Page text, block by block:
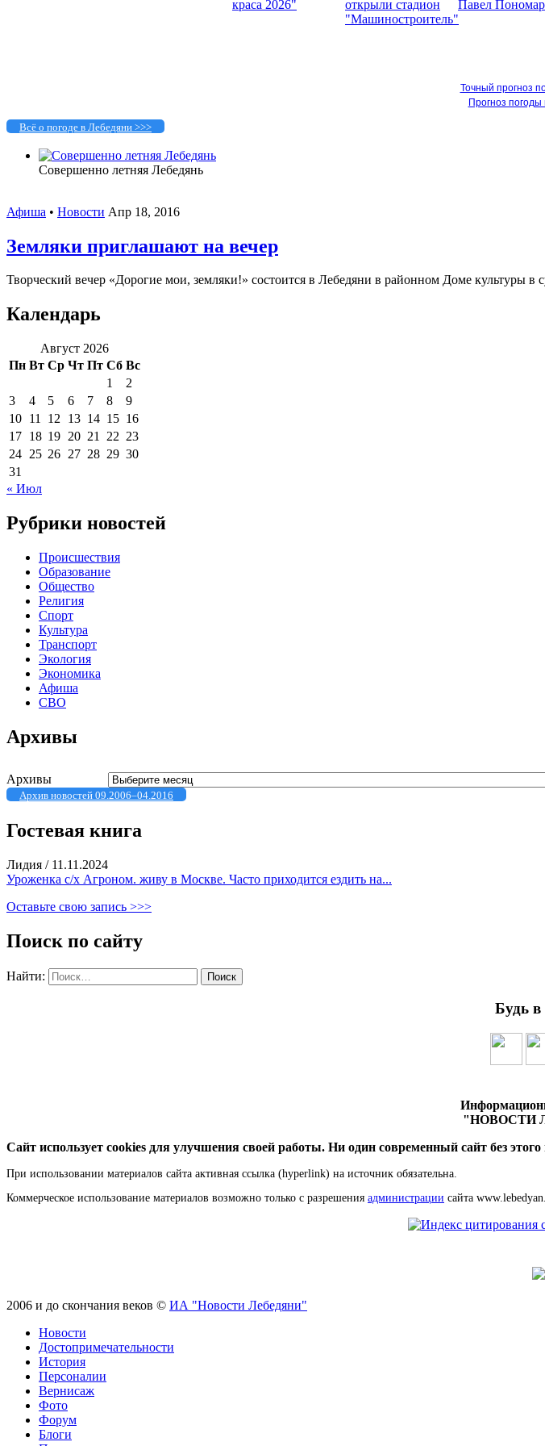
Точный прогноз
Прогноз погоды
Всё о погоде в Лебедяни >>>
Совершенно летняя Лебедянь
Афиша • Новости Апр 18, 2016
Земляки приглашают на вечер
Творческий вечер «Дорогие мои, земляки!» состоится в Лебедяни в районном Доме культуры в
Календарь
Август 2026
Пн Вт Ср Чт Пт Сб Вс
1
2
3
4 5 6 7 8
9
10 11 12 13 14 15 16
17 18 19 20 21 22 23
24 25 26 27 28 29 30
31
« Июл
Рубрики новостей
Происшествия
Образование
Общество
Религия
Спорт
Культура
Транспорт
Экология
Экономика
Афиша
СВО
Архивы
Архивы
Архив новостей 09.2006–04.2016
Гостевая книга
Лидия / 11.11.2024
Уроженка с/х Агроном. живу в Москве. Часто приходится ездить на...
Оставьте свою запись >>>
Поиск по сайту
Найти:
Будь в
"НОВОСТИ
Сайт использует cookies для улучшения своей работы. Ни один современный сайт без
При использовании материалов сайта активная ссылка (hyperlink) на источник обязательна.
Коммерческое использование материалов возможно только с разрешения администрации сайта
2006 и до скончания веков © ИА "Новости Лебедяни"
Новости
Достопримечательности
История
Персоналии
Вернисаж
Фото
Форум
Блоги